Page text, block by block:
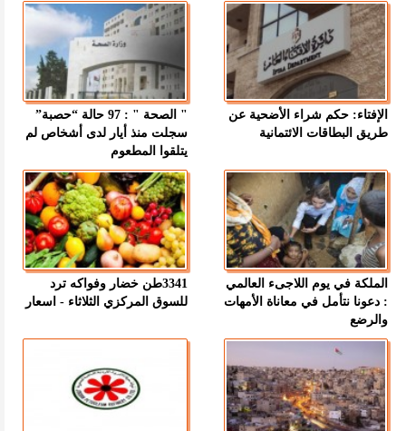
الإفتاء: حكم شراء الأضحية عن
طريق البطاقات الائتمانية
" الصحة " : 97 حالة “حصبة”
سجلت منذ أيار لدى أشخاص لم
يتلقوا المطعوم
الملكة في يوم اللاجىء العالمي
: دعونا نتأمل في معاناة الأمهات
والرضع
3341طن خضار وفواكه ترد
للسوق المركزي الثلاثاء - اسعار